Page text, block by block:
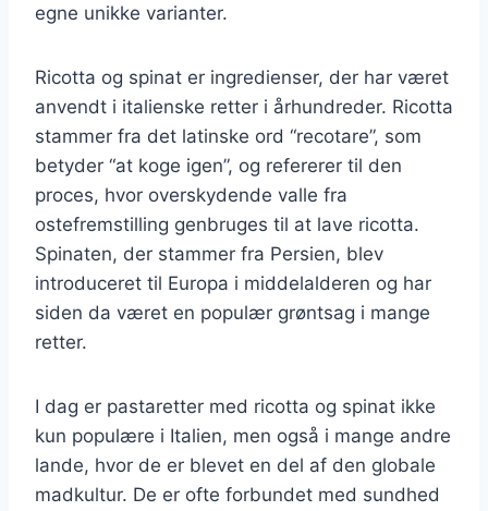
egne unikke varianter.
Ricotta og spinat er ingredienser, der har været
anvendt i italienske retter i århundreder. Ricotta
stammer fra det latinske ord “recotare”, som
betyder “at koge igen”, og refererer til den
proces, hvor overskydende valle fra
ostefremstilling genbruges til at lave ricotta.
Spinaten, der stammer fra Persien, blev
introduceret til Europa i middelalderen og har
siden da været en populær grøntsag i mange
retter.
I dag er pastaretter med ricotta og spinat ikke
kun populære i Italien, men også i mange andre
lande, hvor de er blevet en del af den globale
madkultur. De er ofte forbundet med sundhed